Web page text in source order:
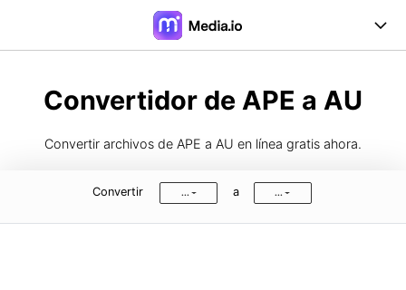
Desktop Herramientas
Convertidor de APE a AU
Convertir archivos de APE a AU en línea gratis ahora.
Convertir ... a ...